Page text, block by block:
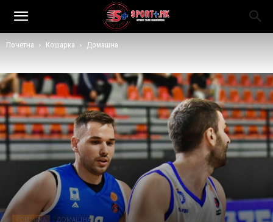
Почетна Кошарка Домашна
КОШАРКА ДОМАШНА